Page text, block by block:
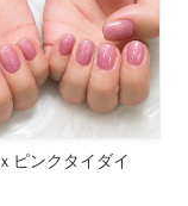
ピンクタイダイ